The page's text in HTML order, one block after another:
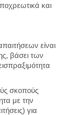
και
είναι
βάσει των
σκοπούς
με την
για